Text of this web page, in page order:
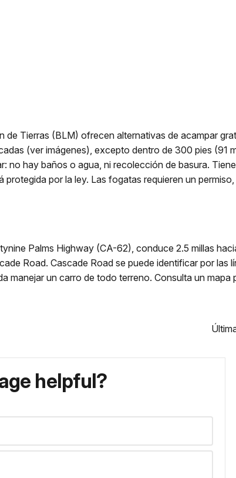
Tierras (BLM) ofrecen alternativas de acampar
(ver imágenes), excepto dentro de 300 pies (91
no hay baños o agua, ni recolección de basura.
por la ley. Las fogatas requieren un
Palms Highway (CA-62), conduce 2.5 millas
Road. Cascade Road se puede identificar por las
manejar un carro de todo terreno. Consulta un mapa
helpful?